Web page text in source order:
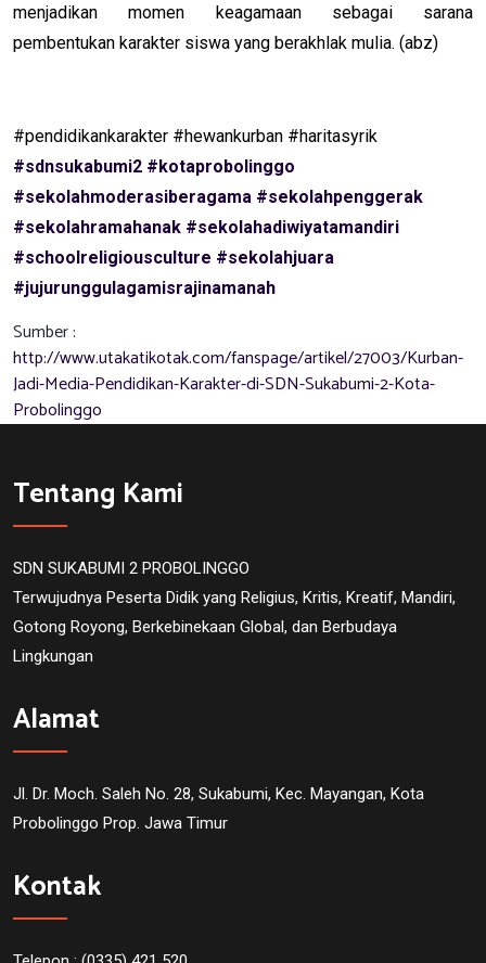
menjadikan momen keagamaan sebagai sarana
pembentukan karakter siswa yang berakhlak mulia. (abz)
#pendidikankarakter #hewankurban #haritasyrik
#sdnsukabumi2 #kotaprobolinggo
#sekolahmoderasiberagama #sekolahpenggerak
#sekolahramahanak #sekolahadiwiyatamandiri
#schoolreligiousculture #sekolahjuara
#jujurunggulagamisrajinamanah
Sumber :
http://www.utakatikotak.com/fanspage/artikel/27003/Kurban-
Jadi-Media-Pendidikan-Karakter-di-SDN-Sukabumi-2-Kota-
Probolinggo
Tentang Kami
SDN SUKABUMI 2 PROBOLINGGO
Terwujudnya Peserta Didik yang Religius, Kritis, Kreatif, Mandiri,
Gotong Royong, Berkebinekaan Global, dan Berbudaya
Lingkungan
Alamat
Jl. Dr. Moch. Saleh No. 28, Sukabumi, Kec. Mayangan, Kota
Probolinggo Prop. Jawa Timur
Kontak